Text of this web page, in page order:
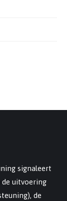
signaleert
uitvoering
de